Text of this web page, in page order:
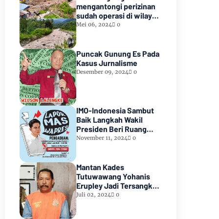
mengantongi perizinan
sudah operasi di wilayah
hutan lindung paiker
Mei 06, 2024 0
Puncak Gunung Es Pada
Kasus Jurnalisme
Desember 09, 2024 0
IMO-Indonesia Sambut
Baik Langkah Wakil
Presiden Beri Ruang
Aduan Masyarakat
November 11, 2024 0
Mantan Kades
Tutuwawang Yohanis
Erupley Jadi Tersangka
Diduga Korupsi 1,2 Miliar
Juli 02, 2024 0